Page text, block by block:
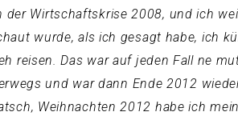
Wirtschaftskrise 2008, und ich
wurde, als ich gesagt habe, ich
reisen. Das war auf jeden Fall ne
und war dann Ende 2012
Weihnachten 2012 habe ich